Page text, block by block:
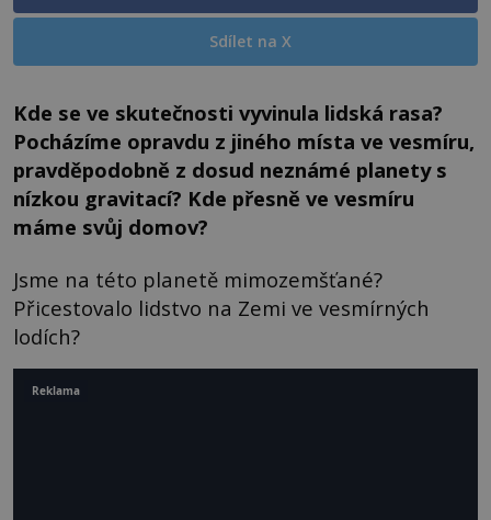
Sdílet na X
Kde se ve skutečnosti vyvinula lidská rasa?
Pocházíme opravdu z jiného místa ve vesmíru,
pravděpodobně z dosud neznámé planety s
nízkou gravitací? Kde přesně ve vesmíru
máme svůj domov?
Jsme na této planetě mimozemšťané?
Přicestovalo lidstvo na Zemi ve vesmírných
lodích?
Reklama